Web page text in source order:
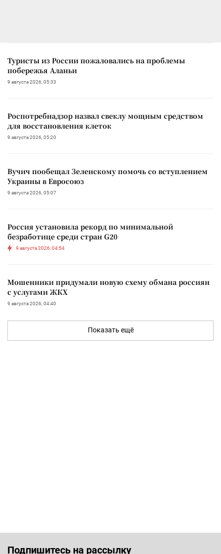
Туристы из России пожаловались на проблемы
побережья Аланьи
9 августа 2026, 05:33
Роспотребнадзор назвал свеклу мощным средством
для восстановления клеток
9 августа 2026, 05:20
Вучич пообещал Зеленскому помочь со вступлением
Украины в Евросоюз
9 августа 2026, 05:07
Россия установила рекорд по минимальной
безработице среди стран G20
9 августа 2026, 04:54
Мошенники придумали новую схему обмана россиян
с услугами ЖКХ
9 августа 2026, 04:40
Показать ещё
Подпишитесь на рассылку